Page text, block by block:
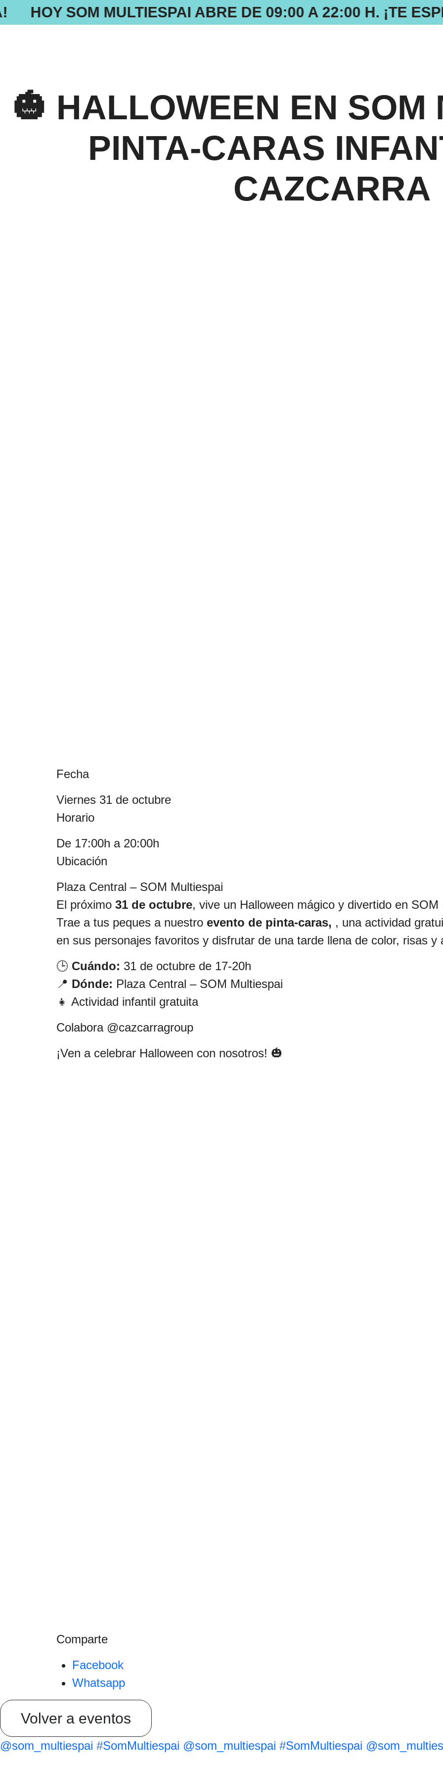
HOY SOM MULTIESPAI ABRE DE 09:00 A 22:00 H. ¡TE
🎃 HALLOWEEN EN SOM
PINTA-CARAS
CAZCARRA
Fecha
viernes 31 de octubre
Horario
De 17:00h a 20:00h
Ubicación
Plaza Central – SOM Multiespai
El próximo 31 de octubre, vive un Halloween mágico y divertido en SOM
Trae a tus peques a nuestro evento de pinta-caras, , una actividad
en sus personajes favoritos y disfrutar de una tarde llena de color, risas y
🕒 Cuándo: 31 de octubre de 17-20h
📍 Dónde: Plaza Central – SOM Multiespai
👧 Actividad infantil gratuita
Colabora @cazcarragroup
¡Ven a celebrar Halloween con nosotros! 🎃
Comparte
Facebook
Whatsapp
Volver a eventos
@som_multiespai #SomMultiespai @som_multiespai #SomMultiespai